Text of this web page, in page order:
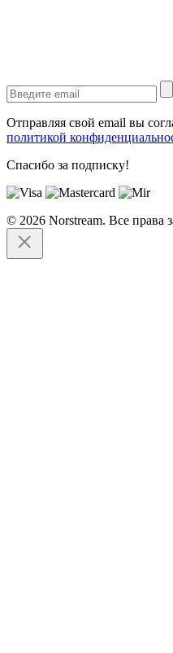
Отправляя свой email вы
политикой
Спасибо за подписку!
© 2026 Norstream. Все права